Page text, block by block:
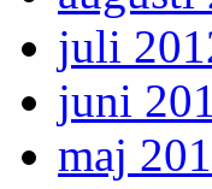
juli
juni
maj